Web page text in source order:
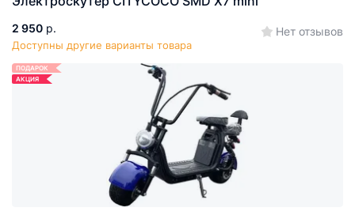
2 950 р.
Доступны другие варианты товара
Нет отзывов
ПОДАРОК
АКЦИЯ